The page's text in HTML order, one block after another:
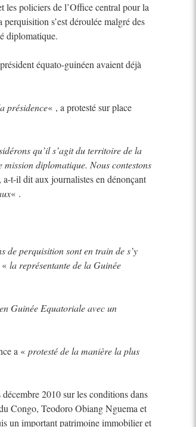
les policiers de l’Office central pour la
s’est déroulée malgré des
diplomatique.
équato-guinéen avaient déjà
présidence« , a protesté sur place
qu’il s’agit du territoire de la
diplomatique. Nous contestons
a-t-il dit aux journalistes en dénonçant
« .
de perquisition sont en train de s’y
la représentante de la Guinée
Guinée Equatoriale avec un
a « protesté de la manière la plus
2010 sur les conditions dans
Congo, Teodoro Obiang Nguema et
un important patrimoine immobilier et